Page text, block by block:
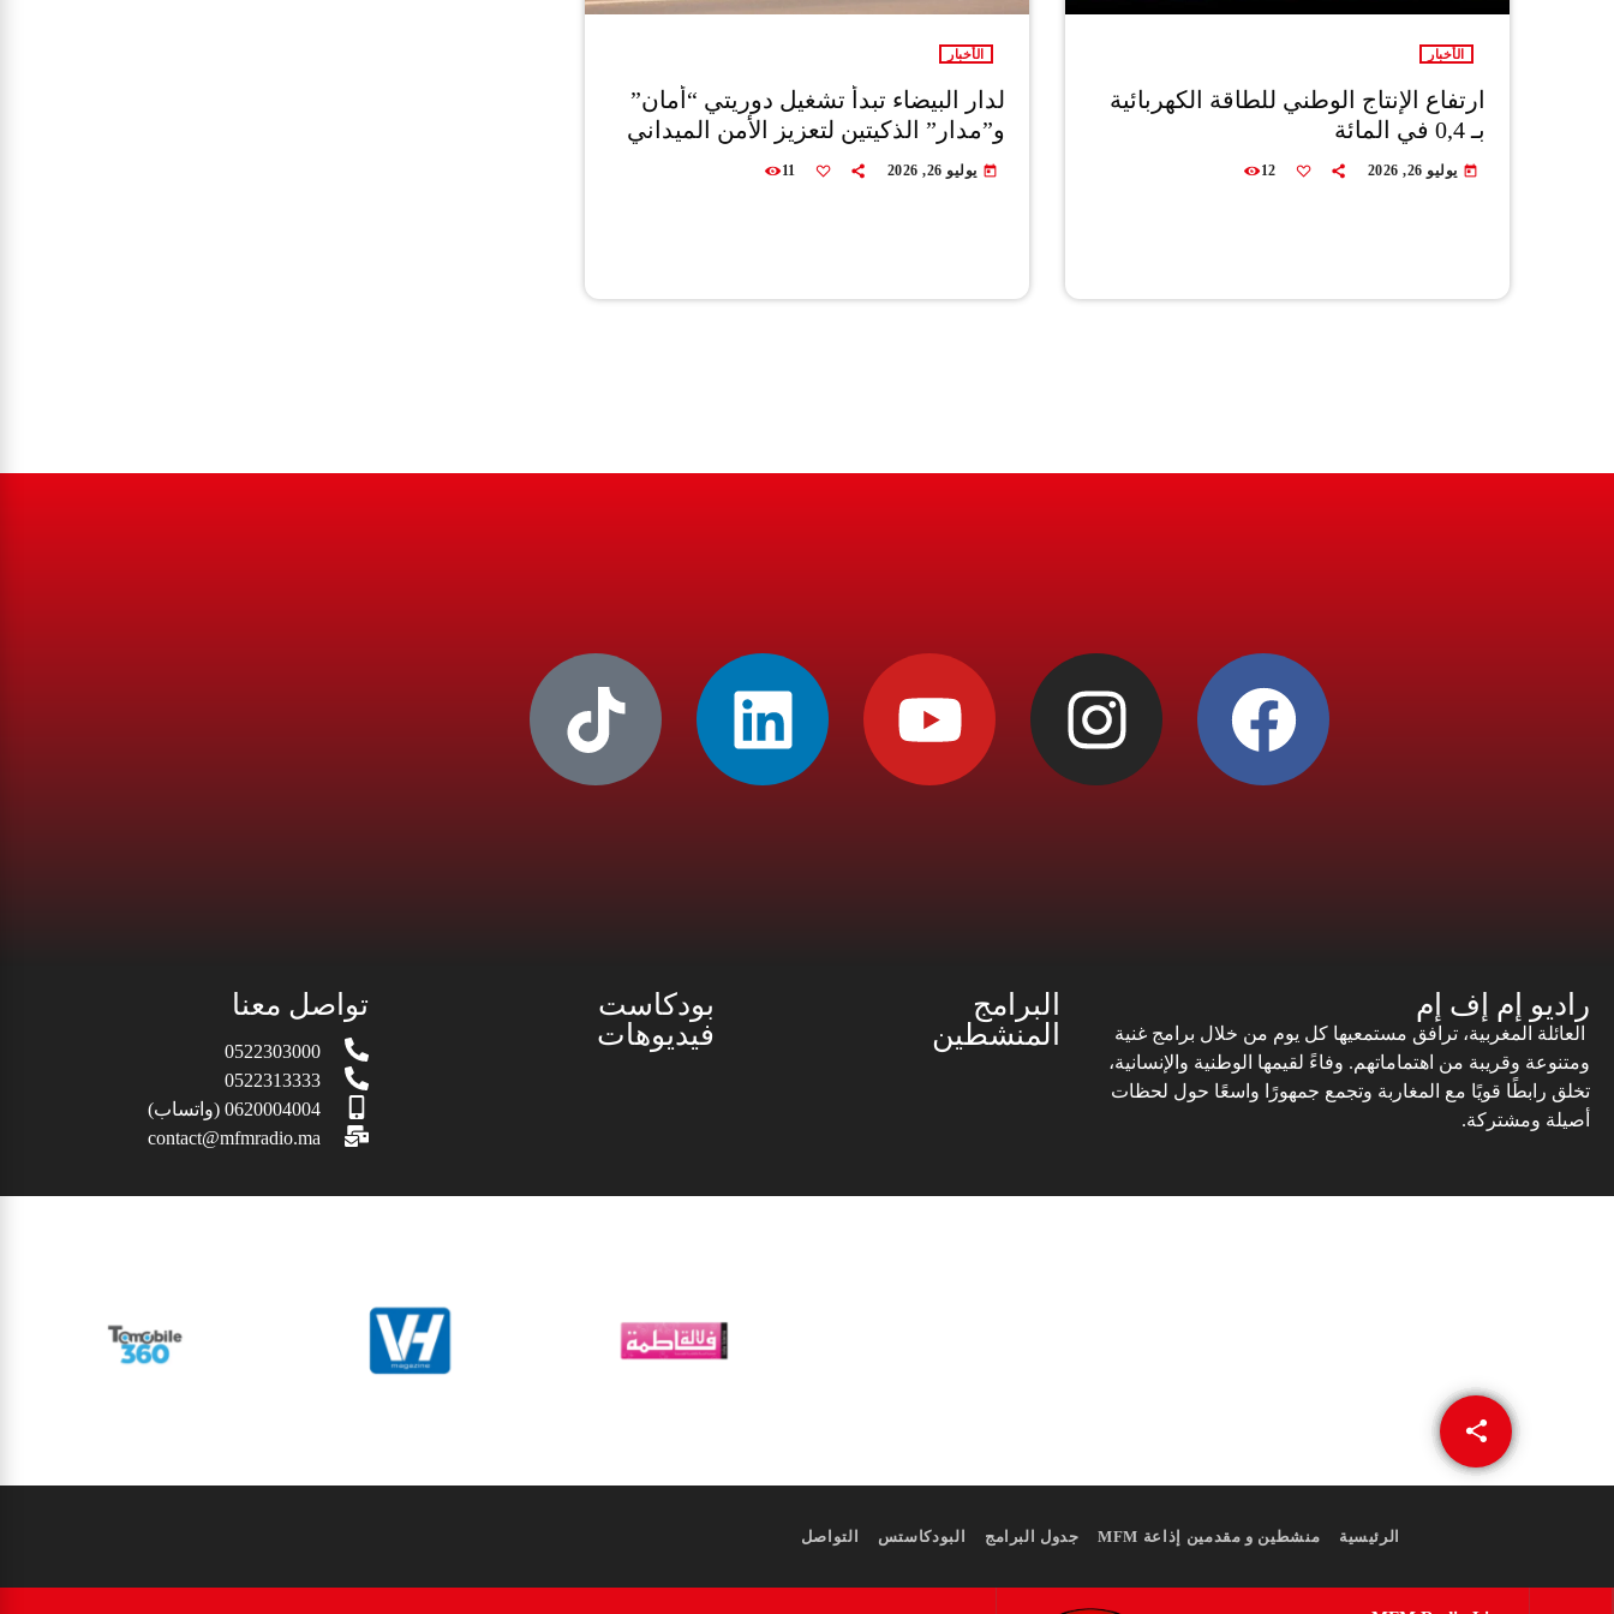
share
email
الأخبار
ارتفاع الإنتاج الوطني للطاقة الكهربائية
بـ 0,4 في المائة
today يوليو 26, 2026 12
الأخبار
لدار البيضاء تبدأ تشغيل دوريتي “أمان”
و”مدار” الذكيتين لتعزيز الأمن الميداني
today يوليو 26, 2026 11
راديو إم إف إم
العائلة المغربية، ترافق مستمعيها كل يوم من خلال برامج غنية
ومتنوعة وقريبة من اهتماماتهم. وفاءً لقيمها الوطنية والإنسانية،
تخلق رابطًا قويًا مع المغاربة وتجمع جمهورًا واسعًا حول لحظات
أصيلة ومشتركة.
البرامج
المنشطين
بودكاست
فيديوهات
تواصل معنا
0522303000
0522313333
0620004004 (واتساب)
contact@mfmradio.ma
الرئيسية منشطين و مقدمين إذاعة MFM جدول البرامج البودكاستس التواصل